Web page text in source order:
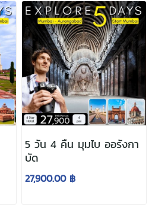
5 วัน 4 คืน มุมไบ ออรังกา
บัด
27,900.00 ฿